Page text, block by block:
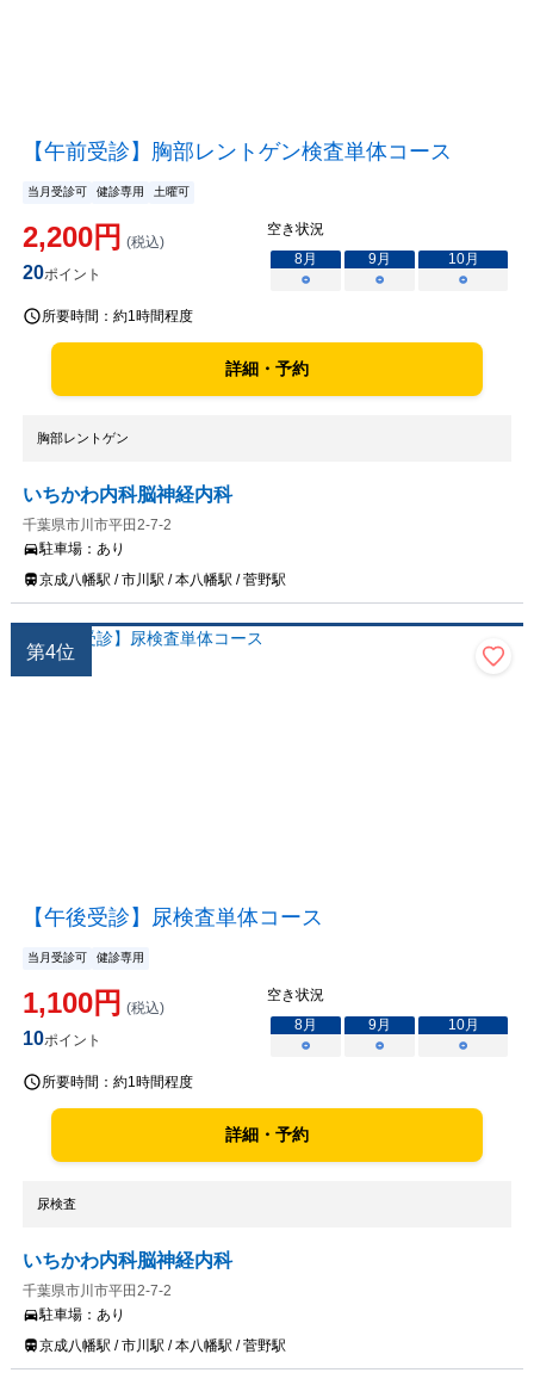
【午前受診】胸部レントゲン検査単体コース
当月受診可 健診専用 土曜可
2,200円 (税込)
20ポイント
空き状況
8月 9月 10月
○
○ ○
所要時間： 約1時間程度
詳細・予約
胸部レントゲン
いちかわ内科脳神経内科
千葉県市川市平田2-7-2
駐車場： あり
京成八幡駅 / 市川駅 / 本八幡駅 / 菅野駅
第4位
【午後受診】尿検査単体コース
当月受診可 健診専用
1,100円 (税込)
10ポイント
空き状況
8月 9月 10月
○
○ ○
所要時間： 約1時間程度
詳細・予約
尿検査
いちかわ内科脳神経内科
千葉県市川市平田2-7-2
駐車場： あり
京成八幡駅 / 市川駅 / 本八幡駅 / 菅野駅